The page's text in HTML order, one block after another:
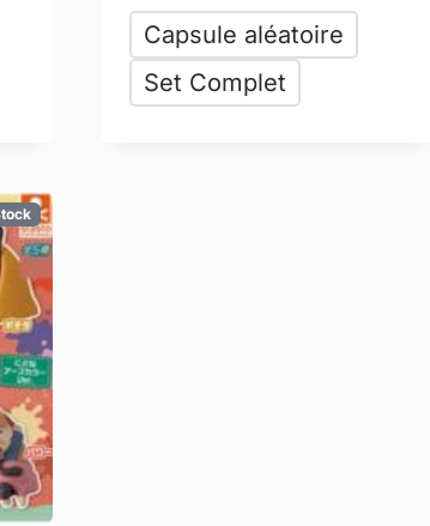
Capsule aléatoire
Set Complet